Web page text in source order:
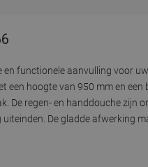
functionele aanvulling voor
hoogte van 950 mm en
De regen- en handdouche zijn
De gladde afwerking